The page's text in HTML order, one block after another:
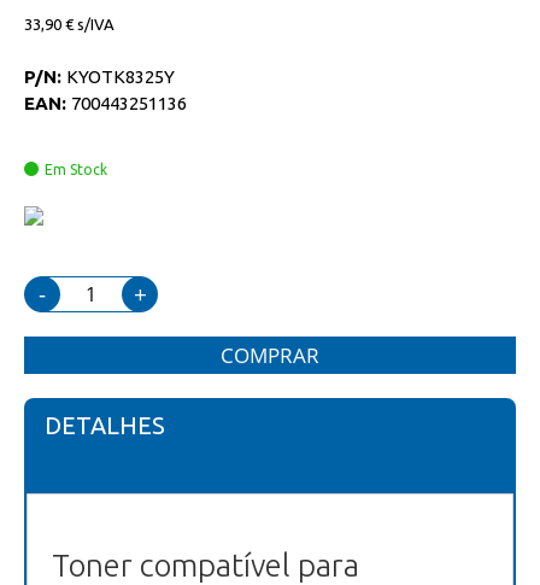
33,90 €
P/N: KYOTK8325Y
EAN: 700443251136
Em Stock
- +
COMPRAR
DETALHES
Toner compatível para